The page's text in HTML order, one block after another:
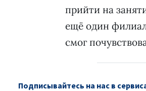
прийти на
ещё один
смог
Подписывайтесь на нас в